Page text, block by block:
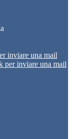
inviare una mail
per inviare una mail